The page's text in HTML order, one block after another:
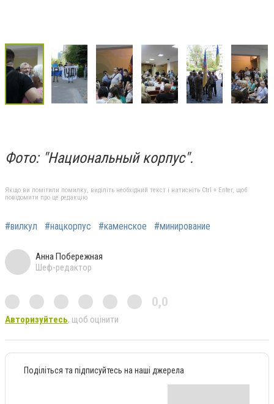
Фото: "Национальный корпус".
Якщо ви помітили помилку, виділіть необхідний текст і натисніть Ctrl + Enter, щоб
повідомити про це редакцію
#вилкул #нацкорпус #каменское #минирование
Анна Побережная
Шеф-редактор
0,0
Авторизуйтесь, щоб оцінити
Поділіться та підписуйтесь на наші джерела